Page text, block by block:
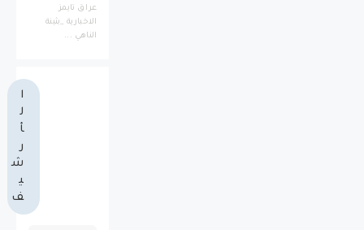
عراق تايمز
الاخبارية _بثينة
الناهي ...
ا
ل
أ
ر
ش
ي
ف